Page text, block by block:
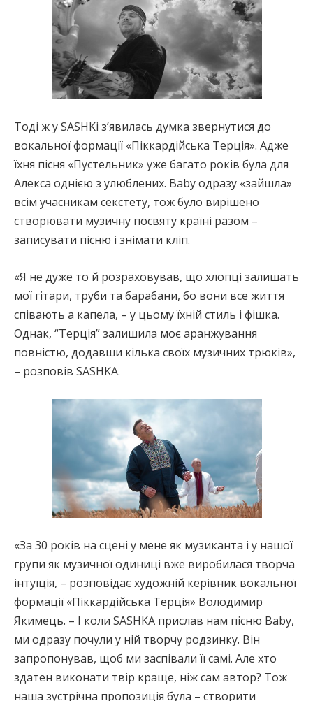
Тоді ж у SASHKі з’явилась думка звернутися до
вокальної формації «Піккардійська Терція». Адже
їхня пісня «Пустельник» уже багато років була для
Алекса однією з улюблених. Baby одразу «зайшла»
всім учасникам секстету, тож було вирішено
створювати музичну посвяту країні разом –
записувати пісню і знімати кліп.
«Я не дуже то й розраховував, що хлопці залишать
мої гітари, труби та барабани, бо вони все життя
співають а капела, – у цьому їхній стиль і фішка.
Однак, “Терція” залишила моє аранжування
повністю, додавши кілька своїх музичних трюків»,
– розповів SASHKA.
«За 30 років на сцені у мене як музиканта і у нашої
групи як музичної одиниці вже виробилася творча
інтуїція, – розповідає художній керівник вокальної
формації «Піккардійська Терція» Володимир
Якимець. – І коли SASHKA прислав нам пісню Baby,
ми одразу почули у ній творчу родзинку. Він
запропонував, щоб ми заспівали її самі. Але хто
здатен виконати твір краще, ніж сам автор? Тож
наша зустрічна пропозиція була – створити